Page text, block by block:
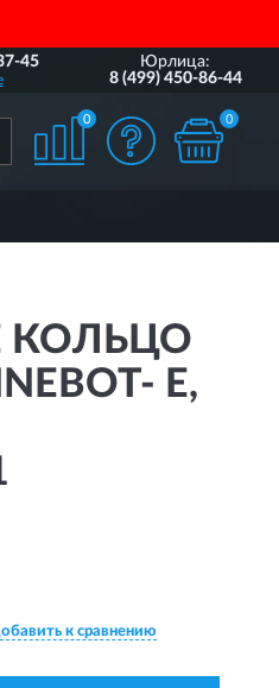
ПО ВСЕЙ РОССИИ
45
Юрлица:
8 (499) 450-86-44
0 0
КОЛЬЦО
E,
к сравнению